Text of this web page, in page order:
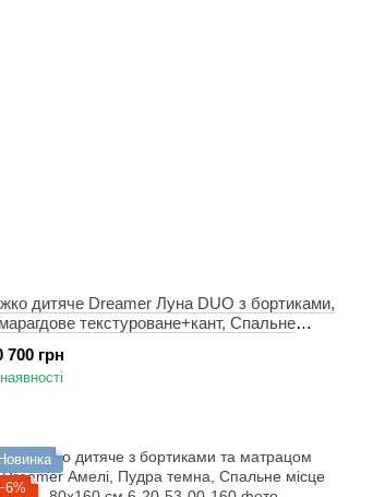
дитяче Dreamer Луна DUO з бортиками,
текстуроване+кант, Спальне
700 грн
Новинка